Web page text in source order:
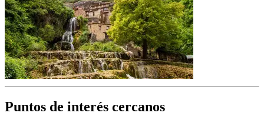
Puntos de interés cercanos